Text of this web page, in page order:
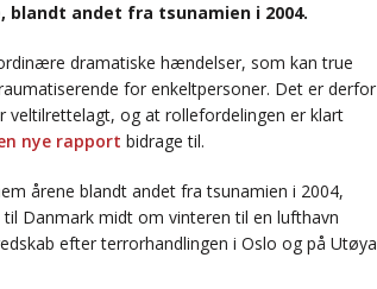
andet fra tsunamien i 2004.
dramatiske hændelser, som kan true
for enkeltpersoner. Det er derfor
og at rollefordelingen er klart
nye rapport bidrage til.
årene blandt andet fra tsunamien i 2004,
Danmark midt om vinteren til en lufthavn
efter terrorhandlingen i Oslo og på Utøya